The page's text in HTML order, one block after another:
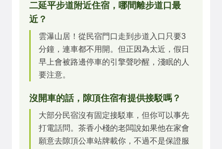
二延平步道附近住宿，哪間離步道口最
近？
雲瀑山居！從民宿門口走到步道入口只要3
分鐘，連車都不用開。但正因為太近，假日
早上會被路邊停車的引擎聲吵醒，淺眠的人
要注意。
沒開車的話，隙頂住宿有提供接駁嗎？
大部分民宿沒有固定接駁車，但你可以事先
打電話問。茶香小棧的老闆說如果他在家會
願意去隙頂公車站牌載你，不過不是保證服